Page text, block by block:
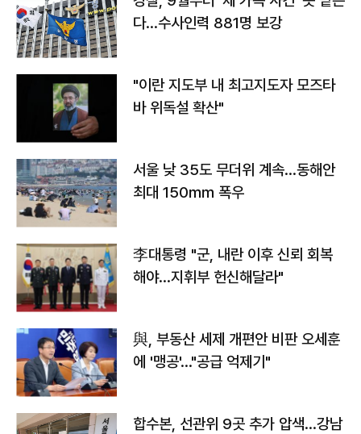
다…수사인력 881명 보강
"이란 지도부 내 최고지도자 모즈타
바 위독설 확산"
서울 낮 35도 무더위 계속…동해안
최대 150㎜ 폭우
李대통령 "군, 내란 이후 신뢰 회복
해야…지휘부 헌신해달라"
與, 부동산 세제 개편안 비판 오세훈
에 '맹공'…"공급 억제기"
합수본, 선관위 9곳 추가 압색…강남